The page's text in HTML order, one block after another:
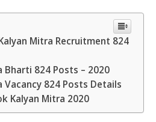
Mitra Recruitment 824
Bharti 824 Posts – 2020
Vacancy 824 Posts Details
Kalyan Mitra 2020